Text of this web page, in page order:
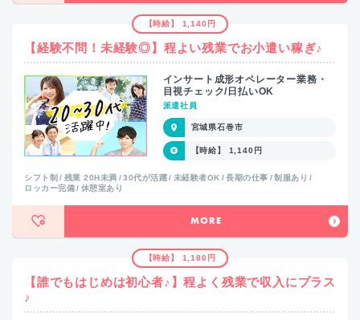
【時給】 1,140円
【経験不問！未経験◎】程よい残業でお小遣い稼ぎ♪
インサート成形オペレーター業務・
目視チェック/日払いOK
派遣社員
宮城県石巻市
【時給】 1,140円
シフト制 残業 20H未満 30代が活躍 未経験者OK 長期の仕事
制服あり
ロッカー完備
休憩室あり
MORE
【時給】 1,180円
【誰でもはじめは初心者♪】程よく残業で収入にプラス
♪